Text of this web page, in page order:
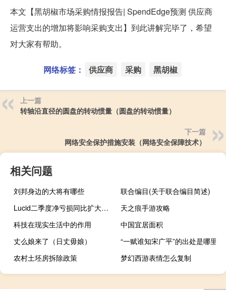
本文【黑胡椒市场采购情报报告| SpendEdge预测 供应商
运营支出的增加将影响采购支出】到此讲解完毕了，希望
对大家有帮助。
网络标签： 供应商 采购 黑胡椒
上一篇
转轴沿直径的圆盘的转动惯量（圆盘的转动惯量）
下一篇
网络安全保护措施安装（网络安全保障技术）
相关问题
刘邦身边的大将有哪些
联合编目(关于联合编目简述)
Lucid二季度净亏损同比扩大至7.6亿美元交付1404辆汽车
天之痕手游攻略
科技在现实生活中的作用
中国宜居面积
丈么娘来了（日丈毋娘）
“一赋谁知宋广平”的出处是哪里
农村土坯房拆除政策
梦幻西游表情怎么复制